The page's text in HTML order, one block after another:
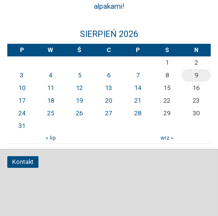
alpakami!
SIERPIEŃ 2026
P W Ś C P S
N
1
2
3
4 5 6 7 8
9
10
11 12 13 14 15
16
17
18 19 20 21 22
23
24
25 26 27 28 29
30
31
« lip wrz »
Kontakt